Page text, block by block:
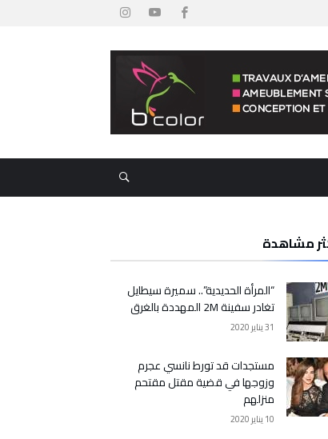
مشاهدة
“المرأة الحديدية”.. سميرة سيطايل
تغادر سفينة 2M المهددة بالغرق
31 يناير 2020
مستجدات قد تورط نانسي عجرم
وزوجها في قضية مقتل مقتحم
منزلهم
10 يناير 2020